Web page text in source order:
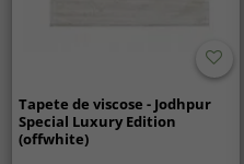
Tapete de viscose - Jodhpur
Special Luxury Edition
(offwhite)